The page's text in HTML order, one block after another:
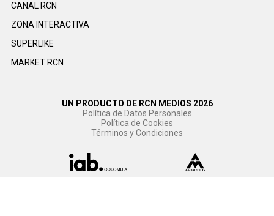
CANAL RCN
ZONA INTERACTIVA
SUPERLIKE
MARKET RCN
UN PRODUCTO DE RCN MEDIOS 2026
Política de Datos Personales
Política de Cookies
Términos y Condiciones